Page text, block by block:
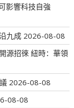
影響科技自強
九成 2026-08-08
源招徠 紐時：華領
2026-08-08
08-08